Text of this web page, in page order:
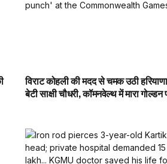
विराट कोहली की मदद से चमक उठी
बेटी साक्षी चौधरी, कॉमनवेल्थ में मारा गोल्डन